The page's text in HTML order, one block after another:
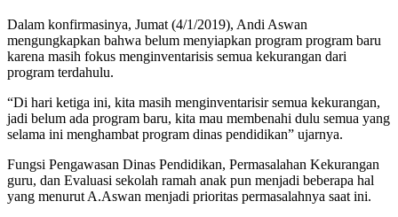
Dalam konfirmasinya, Jumat (4/1/2019), Andi Aswan
mengungkapkan bahwa belum menyiapkan program program baru
karena masih fokus menginventarisis semua kekurangan dari
program terdahulu.
“Di hari ketiga ini, kita masih menginventarisir semua kekurangan,
jadi belum ada program baru, kita mau membenahi dulu semua yang
selama ini menghambat program dinas pendidikan” ujarnya.
Fungsi Pengawasan Dinas Pendidikan, Permasalahan Kekurangan
guru, dan Evaluasi sekolah ramah anak pun menjadi beberapa hal
yang menurut A.Aswan menjadi prioritas permasalahnya saat ini.